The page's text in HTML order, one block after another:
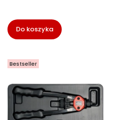
Do koszyka
Bestseller